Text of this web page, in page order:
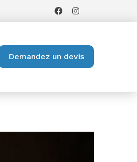
Demandez un devis